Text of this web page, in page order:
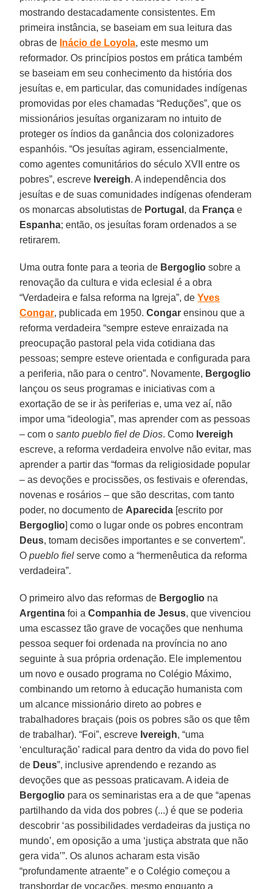
mostrando destacadamente consistentes. Em
primeira instância, se baseiam em sua leitura das
obras de Inácio de Loyola, este mesmo um
reformador. Os princípios postos em prática também
se baseiam em seu conhecimento da história dos
jesuítas e, em particular, das comunidades indígenas
promovidas por eles chamadas “Reduções”, que os
missionários jesuítas organizaram no intuito de
proteger os índios da ganância dos colonizadores
espanhóis. “Os jesuítas agiram, essencialmente,
como agentes comunitários do século XVII entre os
pobres”, escreve Ivereigh. A independência dos
jesuítas e de suas comunidades indígenas ofenderam
os monarcas absolutistas de Portugal , da França e
Espanha; então, os jesuítas foram ordenados a se
retirarem.
Uma outra fonte para a teoria de Bergoglio sobre a
renovação da cultura e vida eclesial é a obra
“Verdadeira e falsa reforma na Igreja”, deYves
Congar, publicada em 1950.Congar ensinou que a
reforma verdadeira “sempre esteve enraizada na
preocupação pastoral pela vida cotidiana das
pessoas; sempre esteve orientada e configurada para
a periferia, não para o centro”. Novamente, Bergoglio
lançou os seus programas e iniciativas com a
exortação de se ir às periferias e, uma vez aí, não
impor uma “ideologia”, mas aprender com as pessoas
– com osanto pueblo fiel de Dios. Como Ivereigh
escreve, a reforma verdadeira envolve não evitar, mas
aprender a partir das “formas da religiosidade popular
– as devoções e procissões, os festivais e oferendas,
novenas e rosários – que são descritas, com tanto
poder, no documento de Aparecida [escrito por
Bergoglio] como o lugar onde os pobres encontram
Deus, tomam decisões importantes e se convertem”.
Opueblo fiel serve como a “hermenêutica da reforma
verdadeira”.
O primeiro alvo das reformas de Bergoglio na
Argentina foi aCompanhia de Jesus, que vivenciou
uma escassez tão grave de vocações que nenhuma
pessoa sequer foi ordenada na província no ano
seguinte à sua própria ordenação. Ele implementou
um novo e ousado programa no Colégio Máximo,
combinando um retorno à educação humanista com
um alcance missionário direto ao pobres e
trabalhadores braçais (pois os pobres são os que têm
de trabalhar). “Foi”, escreve Ivereigh, “uma
‘enculturação’ radical para dentro da vida do povo fiel
de Deus”, inclusive aprendendo e rezando as
devoções que as pessoas praticavam. A ideia de
Bergoglio para os seminaristas era a de que “apenas
partilhando da vida dos pobres (...) é que se poderia
descobrir ‘as possibilidades verdadeiras da justiça no
mundo’, em oposição a uma ‘justiça abstrata que não
gera vida’”. Os alunos acharam esta visão
“profundamente atraente” e o Colégio começou a
transbordar de vocações, mesmo enquanto a